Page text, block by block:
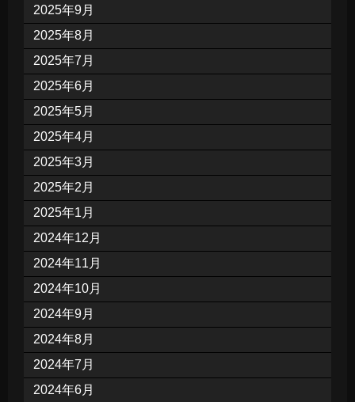
2025年9月
2025年8月
2025年7月
2025年6月
2025年5月
2025年4月
2025年3月
2025年2月
2025年1月
2024年12月
2024年11月
2024年10月
2024年9月
2024年8月
2024年7月
2024年6月